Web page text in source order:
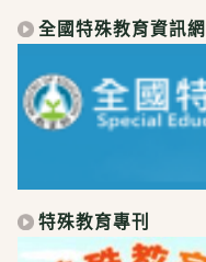
全國特殊教育資訊網
特殊教育專刊